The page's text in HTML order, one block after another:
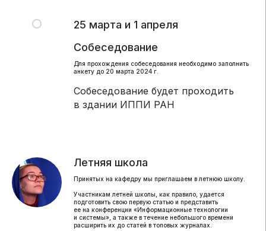
25 марта и 1 апреля
Собеседование
Для прохождения собеседования необходимо заполнить
анкету до 20 марта 2024 г.
Собеседование будет проходить
в здании ИППИ РАН
Летняя школа
Принятых на кафедру мы приглашаем в летнюю школу.
Участникам летней школы, как правило, удается
подготовить свою первую статью и представить
ее на конференции «Информационные технологии
и системы», а также в течение небольшого времени
расширить их до статей в топовых журналах.